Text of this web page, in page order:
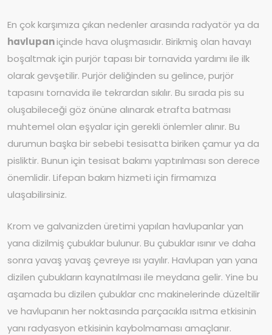
En çok karşımıza çıkan nedenler arasında radyatör ya da
havlupaniçinde hava oluşmasıdır. Birikmiş olan havayı
boşaltmak için purjör tapası bir tornavida yardımı ile ilk
olarak gevşetilir. Purjör deliğinden su gelince, purjör
tapasını tornavida ile tekrardan sıkılır. Bu sırada pis su
oluşabileceği göz önüne alınarak etrafta batması
muhtemel olan eşyalar için gerekli önlemler alınır. Bu
durumun başka bir sebebi tesisatta biriken çamur ya da
pisliktir. Bunun için tesisat bakımı yaptırılması son derece
önemlidir. Lifepan bakım hizmeti için firmamıza
ulaşabilirsiniz.
Krom ve galvanizden üretimi yapılan havlupanlar yan
yana dizilmiş çubuklar bulunur. Bu çubuklar ısınır ve daha
sonra yavaş yavaş çevreye ısı yayılır. Havlupan yan yana
dizilen çubukların kaynatılması ile meydana gelir. Yine bu
aşamada bu dizilen çubuklar cnc makinelerinde düzeltilir
ve havlupanın her noktasında parçacıkla ısıtma etkisinin
yanı radyasyon etkisinin kaybolmaması amaçlanır.